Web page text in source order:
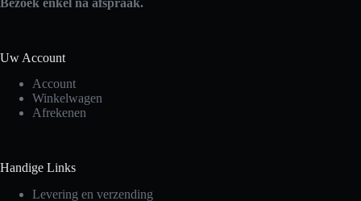
Uw Account
Account
Winkelwagen
Afrekenen
Handige Links
Levering en verzending